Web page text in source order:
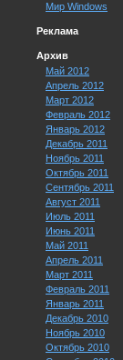
Мир Windows
Реклама
Архив
Май 2012
Апрель 2012
Март 2012
Февраль 2012
Январь 2012
Декабрь 2011
Ноябрь 2011
Октябрь 2011
Сентябрь 2011
Август 2011
Июль 2011
Июнь 2011
Май 2011
Апрель 2011
Март 2011
Февраль 2011
Январь 2011
Декабрь 2010
Ноябрь 2010
Октябрь 2010